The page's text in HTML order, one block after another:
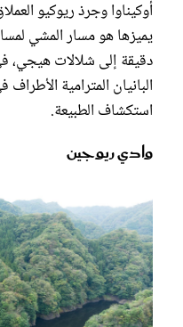
أوكيناوا وجرذ ريوكيو
دقيقة إلى شلالات هيجي،
البانيان المترامية
استكشاف الطبيعة.
وادي ريوجين